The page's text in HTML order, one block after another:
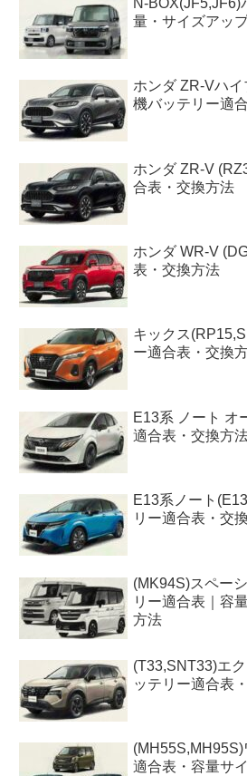
量・サイズアッ
ホンダ ZR-Vハ
機バッテリー適
ホンダ ZR-V
合表・交換方法
ホンダ WR-V
表・交換方法
キックス
ー適合表・交換
E13系 ノート オ
適合表・交換方
E13系ノート
リー適合表・交
(MK94S)スペー
リー適合表｜容
方法
(T33,SNT33)エ
ッテリー適合表
適合表・容量サ